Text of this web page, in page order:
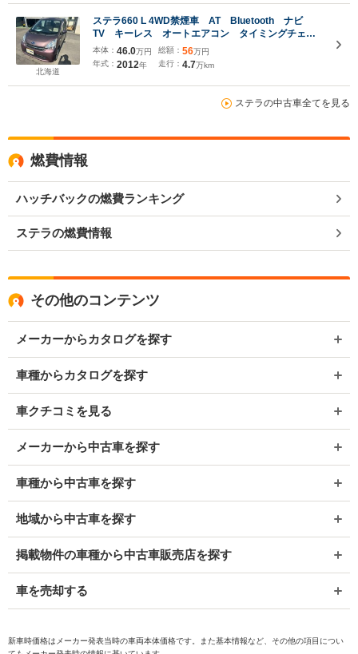
北海道
ステラ660 L 4WD禁煙車 AT Bluetooth ナビ
TV キーレス オートエアコン タイミングチェー
ン
本体： 46.0万円
年式： 2012年
総額： 56万円
走行： 4.7万km
ステラの中古車全てを見る
燃費情報
ハッチバックの燃費ランキング
ステラの燃費情報
その他のコンテンツ
メーカーからカタログを探す
車種からカタログを探す
車クチコミを見る
メーカーから中古車を探す
車種から中古車を探す
地域から中古車を探す
掲載物件の車種から中古車販売店を探す
車を売却する
新車時価格はメーカー発表当時の車両本体価格です。また基本情報など、その他の項目につい